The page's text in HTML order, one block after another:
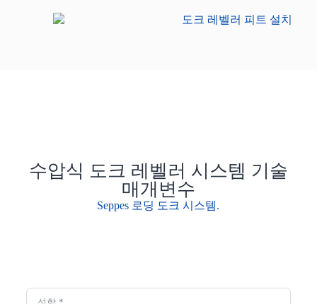
수압식 도크 레벨러 시스템 기술
매개변수
Seppes 로딩 도크 시스템.